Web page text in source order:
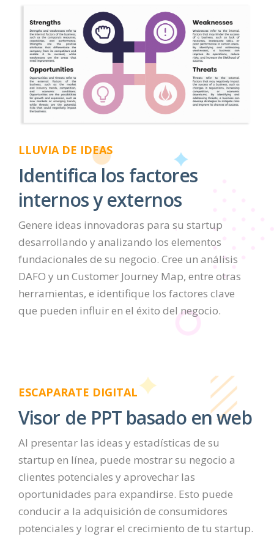
LLUVIA DE IDEAS
Identifica los factores
internos y externos
Genere ideas innovadoras para su startup
desarrollando y analizando los elementos
fundacionales de su negocio. Cree un análisis
DAFO y un Customer Journey Map, entre otras
herramientas, e identifique los factores clave
que pueden influir en el éxito del negocio.
ESCAPARATE DIGITAL
Visor de PPT basado en web
Al presentar las ideas y estadísticas de su
startup en línea, puede mostrar su negocio a
clientes potenciales y aprovechar las
oportunidades para expandirse. Esto puede
conducir a la adquisición de consumidores
potenciales y lograr el crecimiento de tu startup.